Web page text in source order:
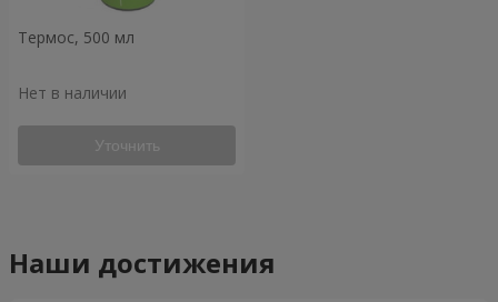
Термос, 500 мл
Нет в наличии
Уточнить
Наши достижения